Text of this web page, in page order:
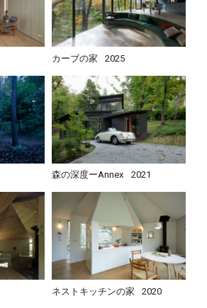
カーブの家 2025
森の深度ーAnnex 2021
ネストキッチンの家 2020